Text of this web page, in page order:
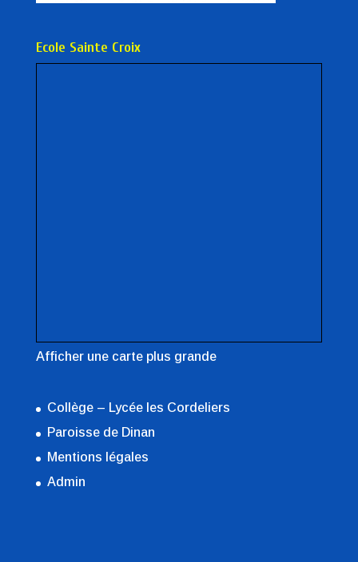
Ecole Sainte Croix
Afficher une carte plus grande
Collège – Lycée les Cordeliers
Paroisse de Dinan
Mentions légales
Admin